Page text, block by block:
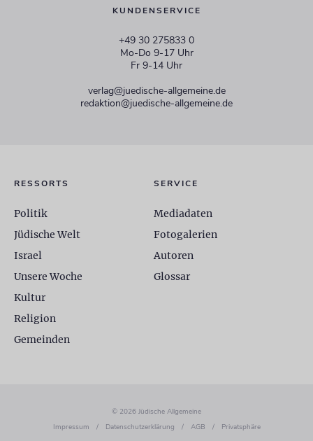
KUNDENSERVICE
+49 30 275833 0
Mo-Do 9-17 Uhr
Fr 9-14 Uhr
verlag@juedische-allgemeine.de
redaktion@juedische-allgemeine.de
RESSORTS
Politik
Jüdische Welt
Israel
Unsere Woche
Kultur
Religion
Gemeinden
SERVICE
Mediadaten
Fotogalerien
Autoren
Glossar
© 2026 Jüdische Allgemeine
Impressum
/ Datenschutzerklärung / AGB / Privatsphäre